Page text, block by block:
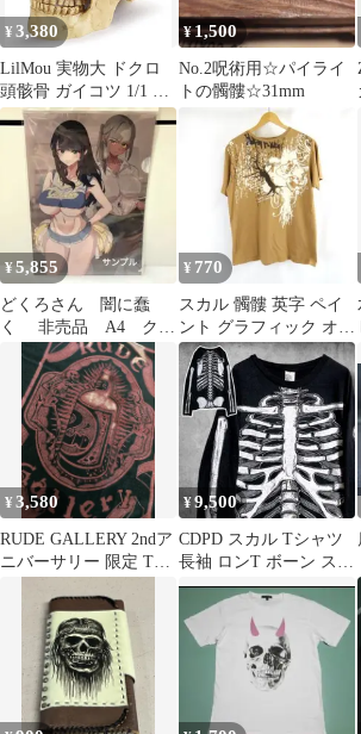
¥3,380
LilMou 実物大 ドクロ
頭骸骨 ガイコツ 1/1 模
型 インテリア置物 レプ
リカ 人体模型 髑髏 樹
脂 スカル スケルトン
(ベージュかオフホワイ
¥1,500
No.2呪術用☆パイライ
トの髑髏☆31mm
¥5,855
どくろさん 闇に蠢
く 非売品 A4 クリ
アファイル 香椎紗
季 かしいさき
¥ 770
スカル 髑髏 英字 ペイ
ント グラフィック オー
バーサイズ Tシャツ L
メンズ
¥3,580
RUDE GALLERY 2ndア
ニバーサリー 限定 Tシ
¥9,500
CDPD スカル Tシャツ
長袖 ロンT ボーン スカ
ル 骸骨 髑髏 ドクロ 骨